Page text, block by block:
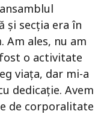
și secția era în
Am ales, nu am
o activitate
viața, dar mi-a
dedicație. Avem
de corporalitate